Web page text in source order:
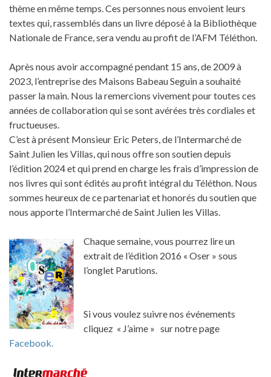
thème en même temps. Ces personnes nous envoient leurs
textes qui, rassemblés dans un livre déposé à la Bibliothèque
Nationale de France, sera vendu au profit de l’AFM Téléthon.
Après nous avoir accompagné pendant 15 ans, de 2009 à
2023, l’entreprise des Maisons Babeau Seguin a souhaité
passer la main. Nous la remercions vivement pour toutes ces
années de collaboration qui se sont avérées très cordiales et
fructueuses.
C’est à présent Monsieur Eric Peters, de l’Intermarché de
Saint Julien les Villas, qui nous offre son soutien depuis
l’édition 2024 et qui prend en charge les frais d’impression de
nos livres qui sont édités au profit intégral du Téléthon. Nous
sommes heureux de ce partenariat et honorés du soutien que
nous apporte l’Intermarché de Saint Julien les Villas.
Chaque semaine, vous pourrez lire un
extrait de l’édition 2016 « Oser » sous
l’onglet Parutions.
Si vous voulez suivre nos événements
cliquez « J’aime » sur notre page
Facebook.